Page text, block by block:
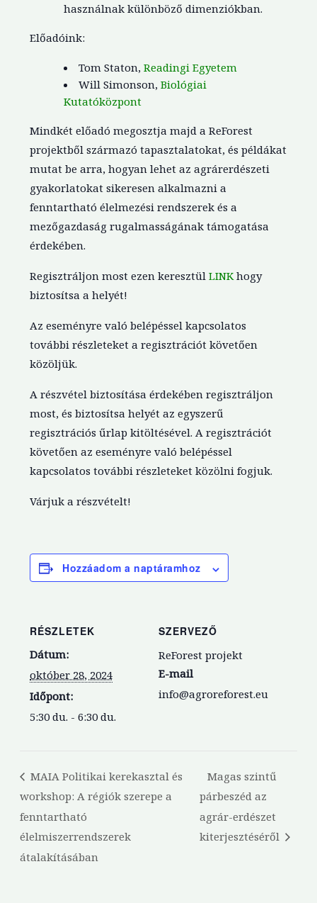
használnak különböző dimenziókban.
Előadóink:
Tom Staton,Readingi Egyetem
Will Simonson,Biológiai
Kutatóközpont
Mindkét előadó megosztja majd a ReForest
projektből származó tapasztalatokat, és példákat
mutat be arra, hogyan lehet az agrárerdészeti
gyakorlatokat sikeresen alkalmazni a
fenntartható élelmezési rendszerek és a
mezőgazdaság rugalmasságának támogatása
érdekében.
Regisztráljon most ezen keresztülLINKhogy
biztosítsa a helyét!
Az eseményre való belépéssel kapcsolatos
további részleteket a regisztrációt követően
közöljük.
A részvétel biztosítása érdekében regisztráljon
most, és biztosítsa helyét az egyszerű
regisztrációs űrlap kitöltésével. A regisztrációt
követően az eseményre való belépéssel
kapcsolatos további részleteket közölni fogjuk.
Várjuk a részvételt!
Hozzáadom a naptáramhoz
RÉSZLETEK
Dátum:
október 28, 2024
Időpont:
5:30 du. - 6:30 du.
SZERVEZŐ
ReForest projekt
E-mail
info@agroreforest.eu
MAIA Politikai kerekasztal és
workshop: A régiók szerepe a
fenntartható
élelmiszerrendszerek
átalakításában
Magas szintű
párbeszéd az
agrár-erdészet
kiterjesztéséről